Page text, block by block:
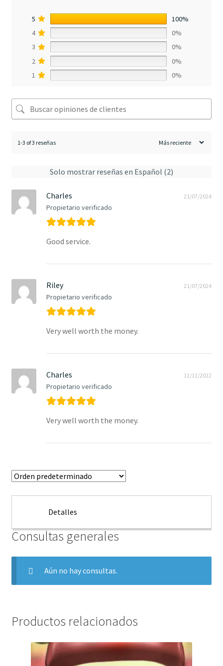
5
100%
4
0%
3
0%
2
0%
1
0%
1-3 of 3 reseñas
Solo mostrar reseñas en Español (2)
Charles
Propietario verificado
21/07/2024
Good service.
Riley
Propietario verificado
21/07/2024
Very well worth the money.
Charles
Propietario verificado
11/11/2022
Very well worth the money.
Detalles
Consultas generales
Aún no hay consultas.
Productos relacionados